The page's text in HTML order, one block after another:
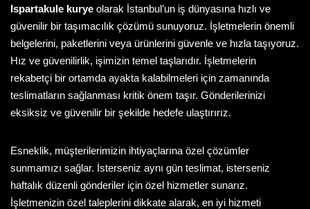
Ispartakule kurye olarak İstanbul’un iş dünyasına hızlı ve
güvenilir bir taşımacılık çözümü sunuyoruz. İşletmelerin önemli
belgelerini, paketlerini veya ürünlerini güvenle ve hızla taşıyoruz.
Hız ve güvenilirlik, işimizin temel taşlarıdır. İşletmelerin
rekabetçi bir ortamda ayakta kalabilmeleri için zamanında
teslimatların sağlanması kritik önem taşır. Gönderilerinizi
eksiksiz ve güvenilir bir şekilde hedefe ulaştırırız.
Esneklik, müşterilerimizin ihtiyaçlarına özel çözümler
sunmamızı sağlar. İsterseniz aynı gün teslimat, isterseniz
haftalık düzenli gönderiler için özel hizmetler sunarız.
İşletmenizin özel taleplerini dikkate alarak, en iyi hizmeti